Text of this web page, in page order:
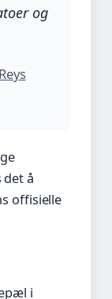
og
å
offisielle
i